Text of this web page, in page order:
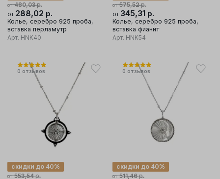
от 480,03р.
от 288,02 р.
Колье, серебро 925 проба,
вставка перламутр
Арт. HNK40
от 575,52р.
от 345,31 р.
Колье, серебро 925 проба,
вставка фианит
Арт. HNK54
0 отзывов
от 553,54р.
скидки до 40%
0 отзывов
от 511,46р.
скидки до 40%